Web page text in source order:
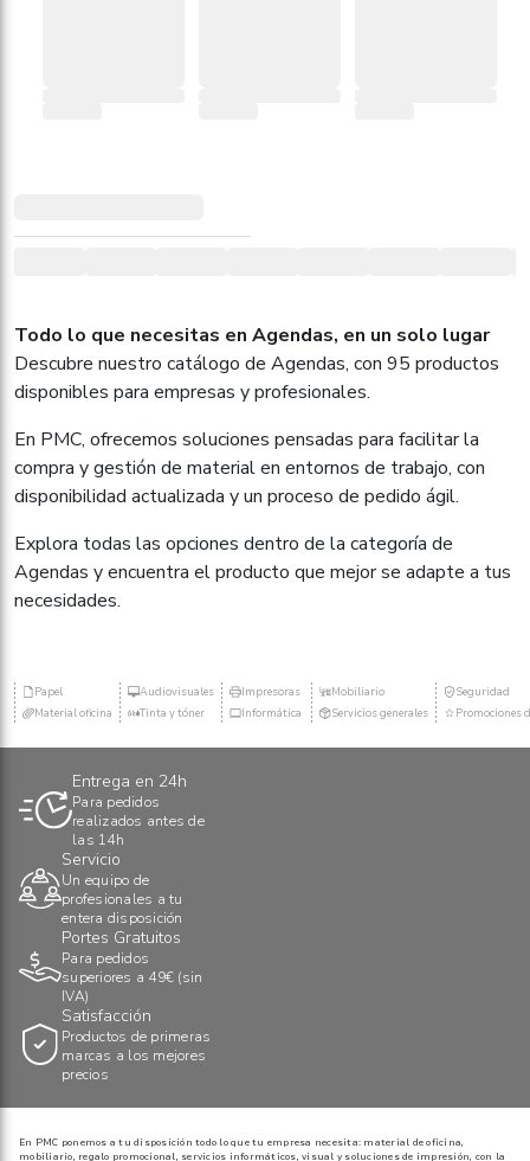
Todo lo que necesitas en Agendas, en un solo lugar
Descubre nuestro catálogo de Agendas, con 95 productos
disponibles para empresas y profesionales.
En PMC, ofrecemos soluciones pensadas para facilitar la
compra y gestión de material en entornos de trabajo, con
disponibilidad actualizada y un proceso de pedido ágil.
Explora todas las opciones dentro de la categoría de
Agendas y encuentra el producto que mejor se adapte a tus
necesidades.
Papel
Material oficina
Audiovisuales
Tinta y tóner
Impresoras
Informática
Mobiliario
Servicios generales
Seguridad
Promociones
Entrega en 24h
Para pedidos
realizados antes de
las 14h
Servicio
Un equipo de
profesionales a tu
entera disposición
Portes Gratuitos
Para pedidos
superiores a 49€ (sin
IVA)
Satisfacción
Productos de primeras
marcas a los mejores
precios
En PMC ponemos a tu disposición todo lo que tu empresa necesita: material de oficina,
mobiliario, regalo promocional, servicios informáticos, visual y soluciones de impresión, con la